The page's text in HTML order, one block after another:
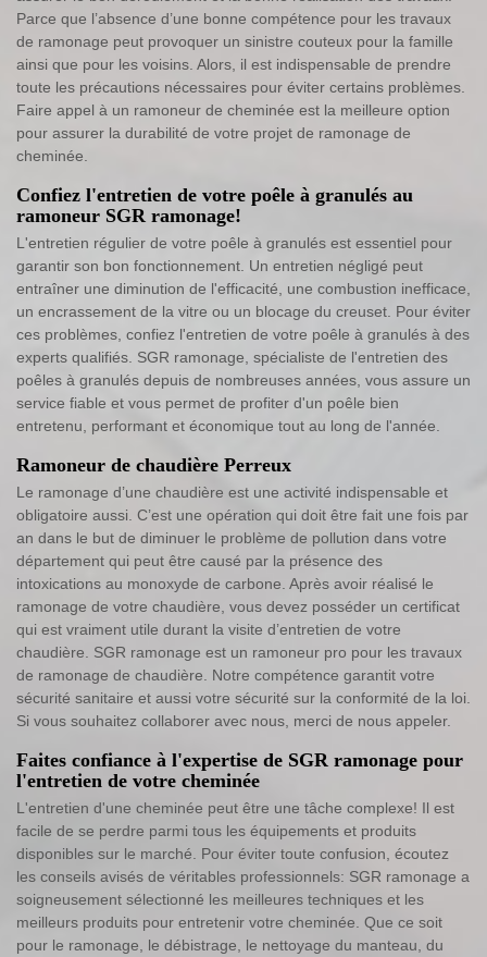
Parce que l’absence d’une bonne compétence pour les travaux
de ramonage peut provoquer un sinistre couteux pour la famille
ainsi que pour les voisins. Alors, il est indispensable de prendre
toute les précautions nécessaires pour éviter certains problèmes.
Faire appel à un ramoneur de cheminée est la meilleure option
pour assurer la durabilité de votre projet de ramonage de
cheminée.
Confiez l'entretien de votre poêle à granulés au
ramoneur SGR ramonage!
L'entretien régulier de votre poêle à granulés est essentiel pour
garantir son bon fonctionnement. Un entretien négligé peut
entraîner une diminution de l'efficacité, une combustion inefficace,
un encrassement de la vitre ou un blocage du creuset. Pour éviter
ces problèmes, confiez l'entretien de votre poêle à granulés à des
experts qualifiés. SGR ramonage, spécialiste de l'entretien des
poêles à granulés depuis de nombreuses années, vous assure un
service fiable et vous permet de profiter d'un poêle bien
entretenu, performant et économique tout au long de l'année.
Ramoneur de chaudière Perreux
Le ramonage d’une chaudière est une activité indispensable et
obligatoire aussi. C’est une opération qui doit être fait une fois par
an dans le but de diminuer le problème de pollution dans votre
département qui peut être causé par la présence des
intoxications au monoxyde de carbone. Après avoir réalisé le
ramonage de votre chaudière, vous devez posséder un certificat
qui est vraiment utile durant la visite d’entretien de votre
chaudière. SGR ramonage est un ramoneur pro pour les travaux
de ramonage de chaudière. Notre compétence garantit votre
sécurité sanitaire et aussi votre sécurité sur la conformité de la loi.
Si vous souhaitez collaborer avec nous, merci de nous appeler.
Faites confiance à l'expertise de SGR ramonage pour
l'entretien de votre cheminée
L'entretien d'une cheminée peut être une tâche complexe! Il est
facile de se perdre parmi tous les équipements et produits
disponibles sur le marché. Pour éviter toute confusion, écoutez
les conseils avisés de véritables professionnels: SGR ramonage a
soigneusement sélectionné les meilleures techniques et les
meilleurs produits pour entretenir votre cheminée. Que ce soit
pour le ramonage, le débistrage, le nettoyage du manteau, du